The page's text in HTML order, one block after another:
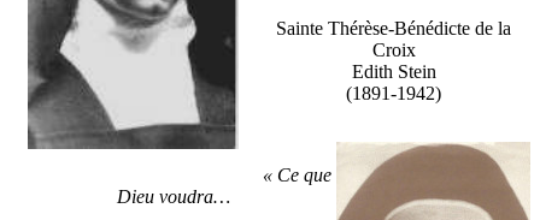
Sainte Thérèse-Bénédicte de la
Croix
Edith Stein
(1891-1942)
« Ce que
Dieu voudra…